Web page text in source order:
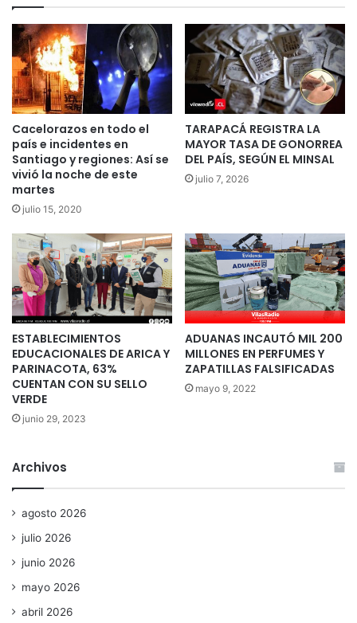
Cacelorazos en todo el
país e incidentes en
Santiago y regiones: Así se
vivió la noche de este
martes
julio 15, 2020
TARAPACÁ REGISTRA LA
MAYOR TASA DE GONORREA
DEL PAÍS, SEGÚN EL MINSAL
julio 7, 2026
ESTABLECIMIENTOS
EDUCACIONALES DE ARICA Y
PARINACOTA, 63%
CUENTAN CON SU SELLO
VERDE
junio 29, 2023
ADUANAS INCAUTÓ MIL 200
MILLONES EN PERFUMES Y
ZAPATILLAS FALSIFICADAS
mayo 9, 2022
Archivos
agosto 2026
julio 2026
junio 2026
mayo 2026
abril 2026